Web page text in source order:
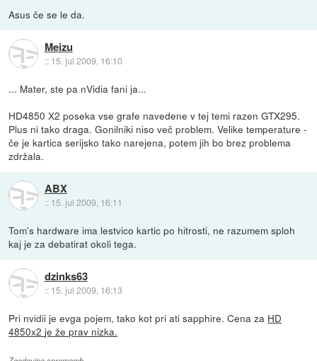
Asus če se le da.
Meizu
:: 15. jul 2009, 16:10
... Mater, ste pa nVidia fani ja...
HD4850 X2 poseka vse grafe navedene v tej temi razen GTX295.
Plus ni tako draga. Gonilniki niso več problem. Velike temperature -
če je kartica serijsko tako narejena, potem jih bo brez problema
zdržala.
ABX
:: 15. jul 2009, 16:11
Tom's hardware ima lestvico kartic po hitrosti, ne razumem sploh
kaj je za debatirat okoli tega.
dzinks63
:: 15. jul 2009, 16:13
Pri nvidii je evga pojem, tako kot pri ati sapphire. Cena za HD
4850x2je že prav nizka.